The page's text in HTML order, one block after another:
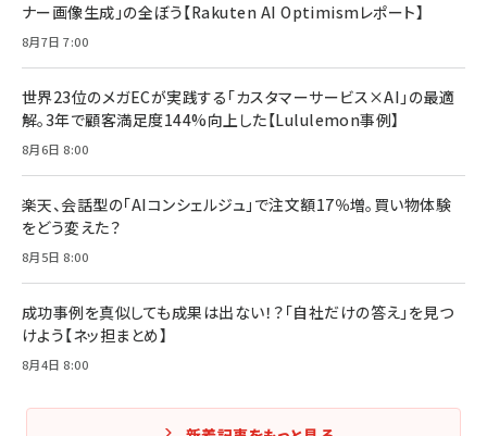
マーケティングの真実 P&G・グリコで学んだ失敗
￥2,200
￥1,980
フィードバック経営 「沈黙の組織」から「高め合う
Amazonランキングをもっと見る
ナー画像生成」の全ぼう【Rakuten AI Optimismレポート】
8月7日 7:00
世界23位のメガECが実践する「カスタマーサービス×AI」の最適
解。3年で顧客満足度144%向上した【Lululemon事例】
8月6日 8:00
楽天、会話型の「AIコンシェルジュ」で注文額17％増。買い物体験
をどう変えた？
8月5日 8:00
成功事例を真似しても成果は出ない！？「自社だけの答え」を見つ
けよう【ネッ担まとめ】
8月4日 8:00